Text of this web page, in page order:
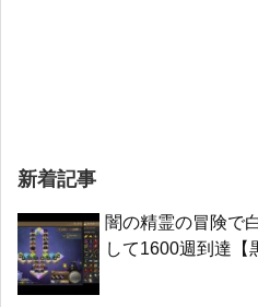
新着記事
闇の精霊の冒険で
して1600週到達【